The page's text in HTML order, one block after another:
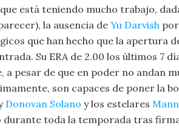
está teniendo mucho trabajo,
la ausencia deYu Darvish
que han hecho que la apertura
Su ERA de 2.00 los últimos 7
a pesar de que en poder no andan
son capaces de poner la
Donovan Solano y los estelares
durante toda la temporada tras